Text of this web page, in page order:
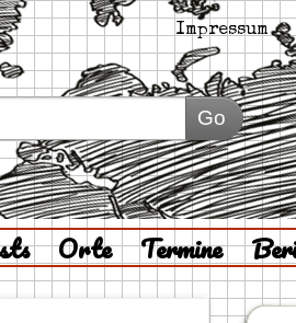
Impressum
Go
Orte Termine